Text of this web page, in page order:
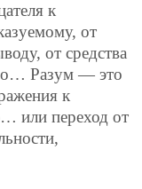
к
от
от средства
Разум — это
к
или переход от